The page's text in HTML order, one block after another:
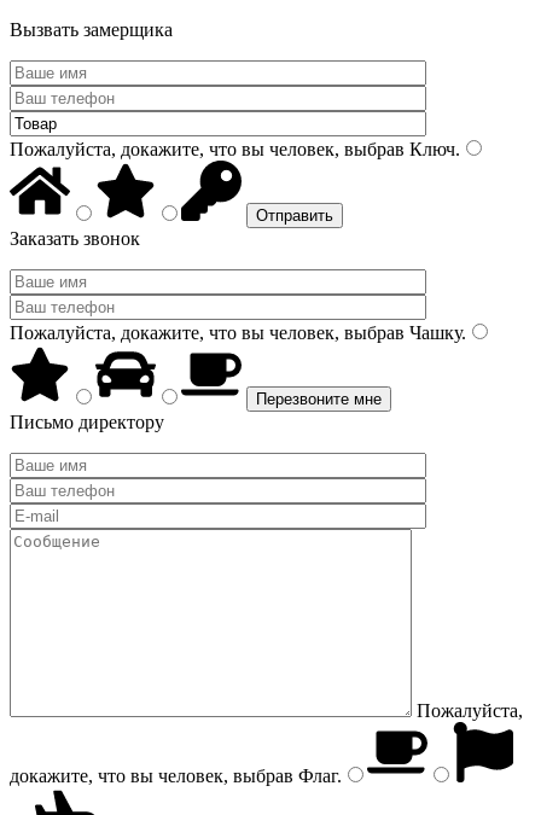
Вызвать замерщика
Пожалуйста, докажите, что вы человек, выбрав Ключ.
Заказать звонок
Пожалуйста, докажите, что вы человек, выбрав Чашку.
Письмо директору
Пожалуйста,
докажите, что вы человек, выбрав Флаг.